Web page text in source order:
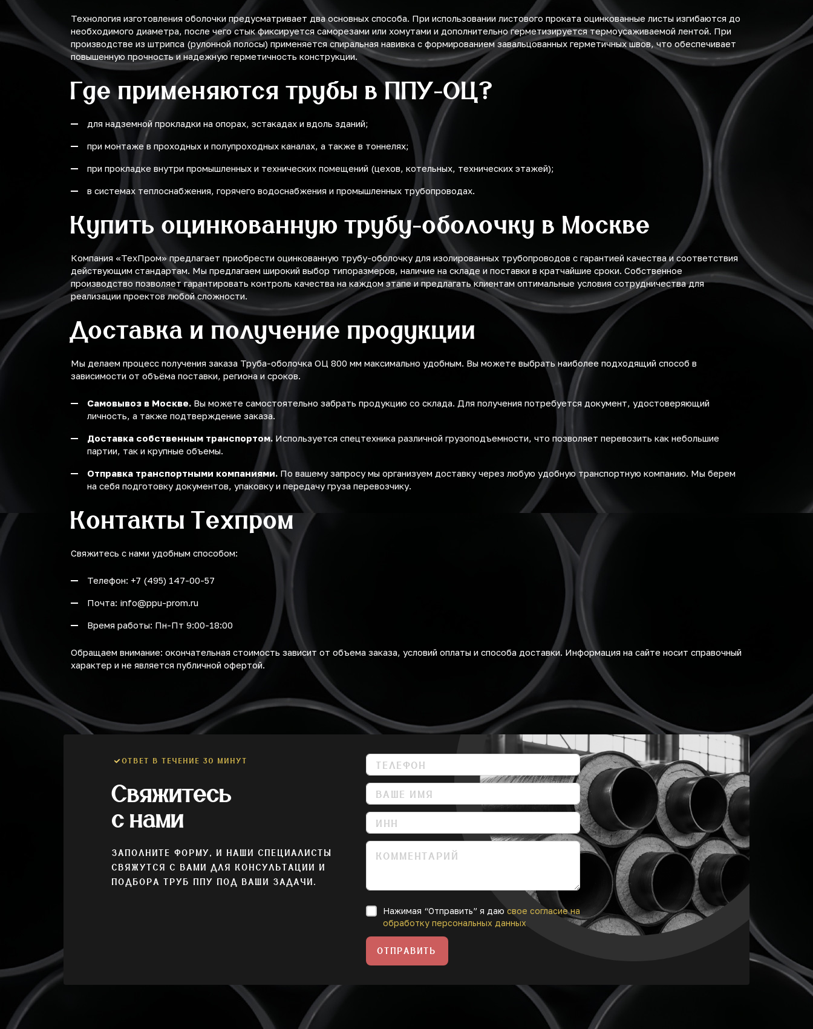
Технология изготовления оболочки предусматривает два основных способа. При использовании листового проката оцинкованные листы изгибаются до
необходимого диаметра, после чего стык фиксируется саморезами или хомутами и дополнительно герметизируется термоусаживаемой лентой. При
производстве из штрипса (рулонной полосы) применяется спиральная навивка с формированием завальцованных герметичных швов, что обеспечивает
повышенную прочность и надежную герметичность конструкции.
Где применяются трубы в ППУ-ОЦ?
для надземной прокладки на опорах, эстакадах и вдоль зданий;
при монтаже в проходных и полупроходных каналах, а также в тоннелях;
при прокладке внутри промышленных и технических помещений (цехов, котельных, технических этажей);
в системах теплоснабжения, горячего водоснабжения и промышленных трубопроводах.
Купить оцинкованную трубу-оболочку в Москве
Компания «ТехПром» предлагает приобрести оцинкованную трубу-оболочку для изолированных трубопроводов с гарантией качества и соответствия
действующим стандартам. Мы предлагаем широкий выбор типоразмеров, наличие на складе и поставки в кратчайшие сроки. Собственное
производство позволяет гарантировать контроль качества на каждом этапе и предлагать клиентам оптимальные условия сотрудничества для
реализации проектов любой сложности.
Доставка и получение продукции
Мы делаем процесс получения заказа Труба-оболочка ОЦ 800 мм максимально удобным. Вы можете выбрать наиболее подходящий способ в
зависимости от объёма поставки, региона и сроков.
Самовывоз в Москве. Вы можете самостоятельно забрать продукцию со склада. Для получения потребуется документ, удостоверяющий
личность, а также подтверждение заказа.
Доставка собственным транспортом. Используется спецтехника различной грузоподъемности, что позволяет перевозить как небольшие
партии, так и крупные объемы.
Отправка транспортными компаниями. По вашему запросу мы организуем доставку через любую удобную транспортную компанию. Мы берем
на себя подготовку документов, упаковку и передачу груза перевозчику.
Контакты Техпром
Свяжитесь с нами удобным способом:
Телефон: +7 (495) 147-00-57
Почта: info@ppu-prom.ru
Время работы: Пн-Пт 9:00-18:00
Обращаем внимание: окончательная стоимость зависит от объема заказа, условий оплаты и способа доставки. Информация на сайте носит справочный
характер и не является публичной офертой.
ОТВЕТ В ТЕЧЕНИЕ 30 МИНУТ
Свяжитесь
с нами
ЗАПОЛНИТЕ ФОРМУ, И НАШИ СПЕЦИАЛИСТЫ
СВЯЖУТСЯ С ВАМИ ДЛЯ КОНСУЛЬТАЦИИ И
ПОДБОРА ТРУБ ППУ ПОД ВАШИ ЗАДАЧИ.
Нажимая “Отправить” я даю свое согласие на
обработку персональных данных
ОТПРАВИТЬ